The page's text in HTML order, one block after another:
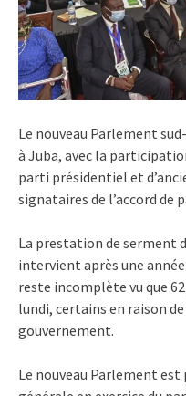
Le nouveau Parlement
à Juba, avec la
parti présidentiel et
signataires de l’accord de
La prestation de serment
intervient après une
reste incomplète vu que
lundi, certains en raison de
gouvernement.
Le nouveau Parlement